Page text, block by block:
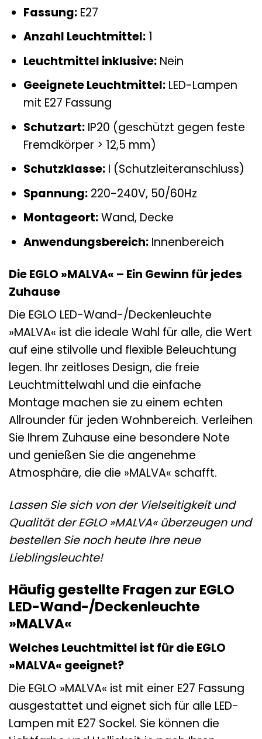
Fassung:E27
Anzahl Leuchtmittel:1
Leuchtmittel inklusive:Nein
Geeignete Leuchtmittel:LED-Lampen
mit E27 Fassung
Schutzart:IP20 (geschützt gegen feste
Fremdkörper > 12,5 mm)
Schutzklasse:I (Schutzleiteranschluss)
Spannung:220-240V, 50/60Hz
Montageort:Wand, Decke
Anwendungsbereich:Innenbereich
Die EGLO »MALVA« – Ein Gewinn für jedes
Zuhause
Die EGLO LED-Wand-/Deckenleuchte
»MALVA« ist die ideale Wahl für alle, die Wert
auf eine stilvolle und flexible Beleuchtung
legen. Ihr zeitloses Design, die freie
Leuchtmittelwahl und die einfache
Montage machen sie zu einem echten
Allrounder für jeden Wohnbereich. Verleihen
Sie Ihrem Zuhause eine besondere Note
und genießen Sie die angenehme
Atmosphäre, die die »MALVA« schafft.
Lassen Sie sich von der Vielseitigkeit und
Qualität der EGLO »MALVA« überzeugen und
bestellen Sie noch heute Ihre neue
Lieblingsleuchte!
Häufig gestellte Fragen zur EGLO
LED-Wand-/Deckenleuchte
»MALVA«
Welches Leuchtmittel ist für die EGLO
»MALVA« geeignet?
Die EGLO »MALVA« ist mit einer E27 Fassung
ausgestattet und eignet sich für alle LED-
Lampen mit E27 Sockel. Sie können die